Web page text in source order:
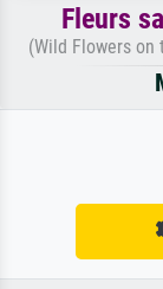
Fleurs
(Wild Flowers on